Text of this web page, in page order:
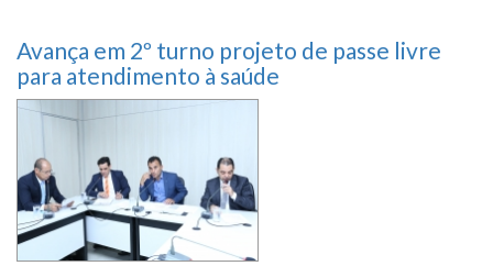
presença
Avança em 2º turno projeto de passe livre
para atendimento à saúde